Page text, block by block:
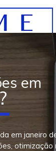
em
em janeiro